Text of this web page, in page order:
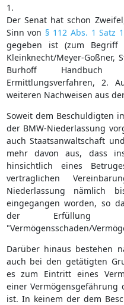
1.
Der Senat hat schon
Sinn von § 112 Abs. 1 Satz
gegeben ist (zum Begriff
Kleinknecht/Meyer-Goßner,
Burhoff
Ermittlungsverfahren, 2.
weiteren Nachweisen aus
Soweit dem Beschuldigten
der BMW-Niederlassung
auch Staatsanwaltschaft
mehr davon aus, dass
hinsichtlich eines
vertraglichen
Niederlassung nämlich
eingegangen worden, so
der Erfüllung des
"Vermögensschaden/
Darüber hinaus bestehen
auch bei den getätigten
es zum Eintritt eines
einer Vermögensgefährung
ist. In keinem der dem